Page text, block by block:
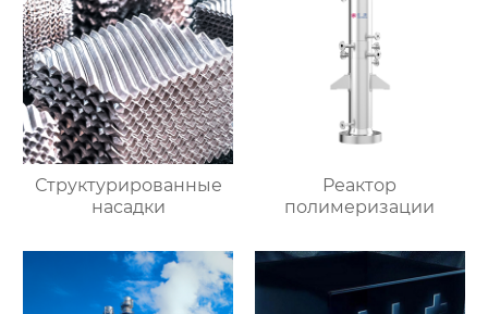
Структурированные
насадки
Реактор
полимеризации